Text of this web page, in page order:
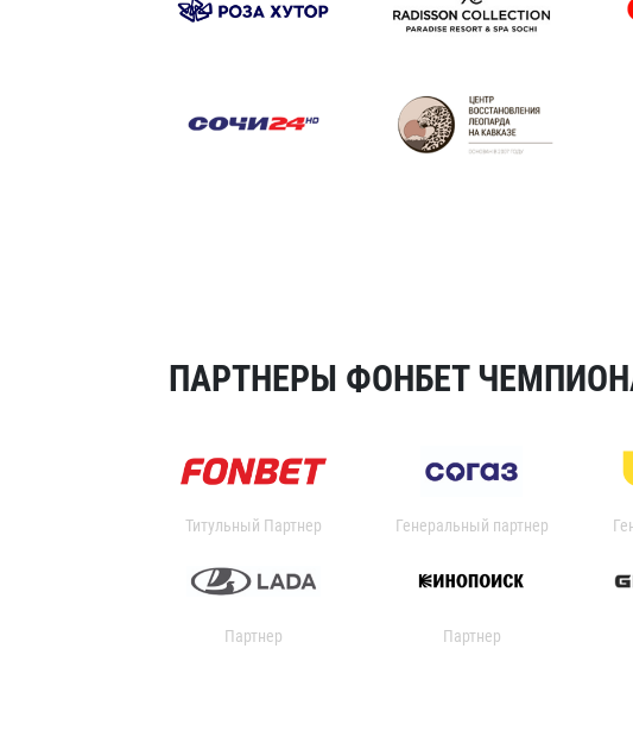
ПАРТНЕРЫ ФОНБЕТ
Титульный Партнер Генеральный партнер
Партнер Партнер